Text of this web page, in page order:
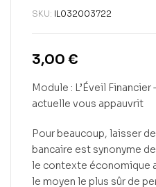
SKU: IL032003722
3,00 €
Module : L’Éveil
actuelle vous appauvrit
Pour beaucoup, laisser
bancaire est synonyme
le contexte économique
le moyen le plus sûr de